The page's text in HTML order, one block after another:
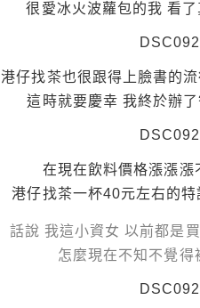
很愛冰火波蘿包的我 看
港仔找茶也很跟得上臉書的
這時就要慶幸 我終於辦
在現在飲料價格漲漲漲
港仔找茶一杯40元左右的
話說 我這小資女 以前都是
怎麼現在不知不覺得